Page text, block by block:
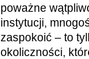
poważne
instytucji,
zaspokoić – to
okoliczności,